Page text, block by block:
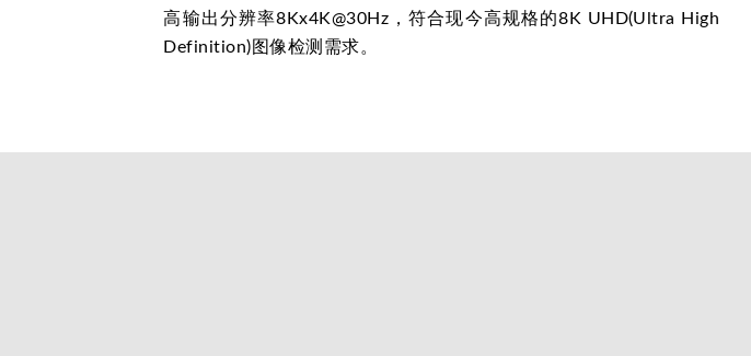
高输出分辨率8Kx4K@30Hz，符合现今高规格的8K UHD(Ultra High
Definition)图像检测需求。